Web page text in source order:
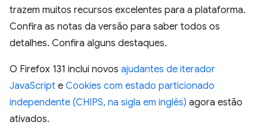
trazem muitos recursos excelentes para a plataforma.
Confira as notas da versão para saber todos os
detalhes. Confira alguns destaques.
O Firefox 131 inclui novos ajudantes de iterador
JavaScript e Cookies com estado particionado
independente (CHIPS, na sigla em inglês) agora estão
ativados.